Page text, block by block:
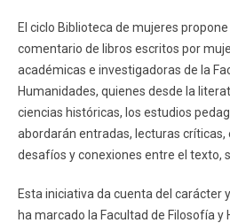
El ciclo Biblioteca de mujeres propone
comentario de libros escritos por
académicas e investigadoras de la
Humanidades, quienes desde la
ciencias históricas, los estudios
abordarán entradas, lecturas críticas,
desafíos y conexiones entre el texto,
Esta iniciativa da cuenta del carácter
ha marcado la Facultad de Filosofía